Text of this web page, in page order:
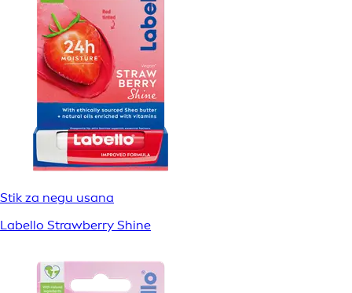
Stik za negu usana
Labello Strawberry Shine